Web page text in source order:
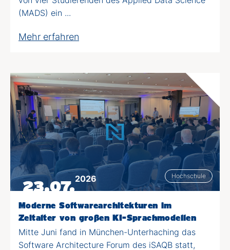
(MADS) ein ...
Mehr erfahren
Hochschule
23.07.2026
Moderne Softwarearchitekturen im
Zeitalter von großen KI-Sprachmodellen
Mitte Juni fand in München-Unterhaching das
Software Architecture Forum des iSAQB statt,